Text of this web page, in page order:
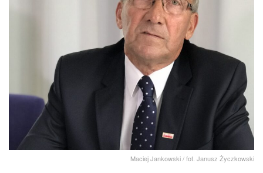
Maciej Jankowski / fot. Janusz Życzkowski